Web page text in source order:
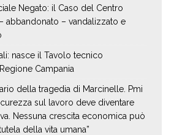
Negato: il Caso del Centro
abbandonato – vandalizzato e
nasce il Tavolo tecnico
Campania
della tragedia di Marcinelle. Pmi
sul lavoro deve diventare
Nessuna crescita economica può
della vita umana”